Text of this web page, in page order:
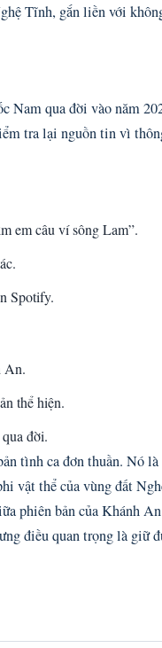
Tĩnh, gắn liền với
Nam qua đời vào năm
tra lại nguồn tin vì
em câu ví sông Lam”.
Spotify.
An.
thể hiện.
đời.
tình ca đơn thuần. Nó
vật thể của vùng đất
phiên bản của Khánh
điều quan trọng là giữ